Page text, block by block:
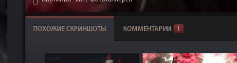
ПОХОЖИЕ СКРИНШОТЫ КОММЕНТАРИИ 1